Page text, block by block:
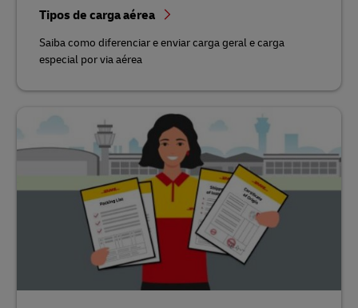
Tipos de carga aérea
Saiba como diferenciar e enviar carga geral e carga
especial por via aérea